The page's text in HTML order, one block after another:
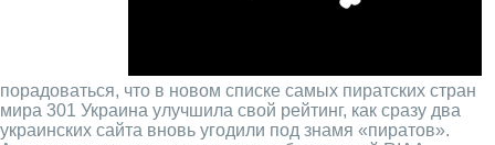
порадоваться, что в новом списке самых пиратских стран
мира 301 Украина улучшила свой рейтинг, как сразу два
украинских сайта вновь угодили под знамя «пиратов».